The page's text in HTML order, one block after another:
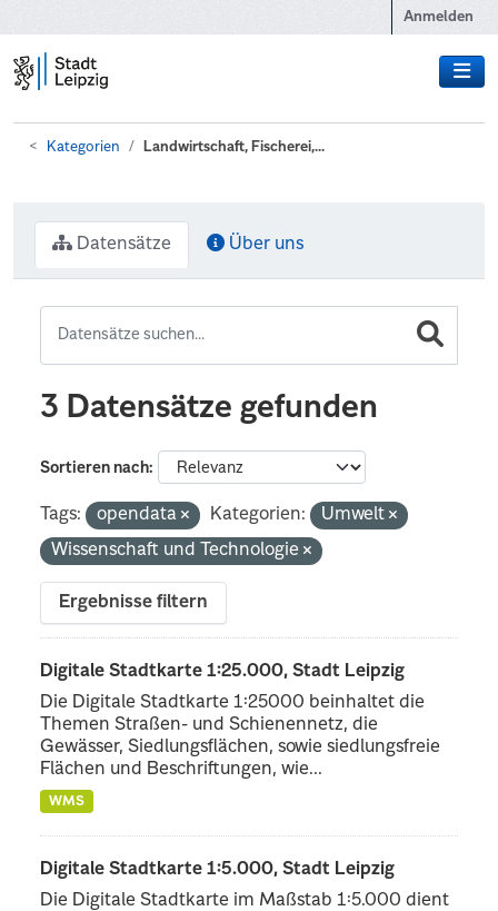
Anmelden
Kategorien Landwirtschaft, Fischerei,...
Datensätze Über uns
3 Datensätze gefunden
Sortieren nach
Tags: opendata Kategorien:
Umwelt
Wissenschaft und Technologie
Ergebnisse filtern
Digitale Stadtkarte 1:25.000, Stadt Leipzig
Die Digitale Stadtkarte 1:25000 beinhaltet die
Themen Straßen- und Schienennetz, die
Gewässer, Siedlungsflächen, sowie siedlungsfreie
Flächen und Beschriftungen, wie...
WMS
Digitale Stadtkarte 1:5.000, Stadt Leipzig
Die Digitale Stadtkarte im Maßstab 1:5.000 dient